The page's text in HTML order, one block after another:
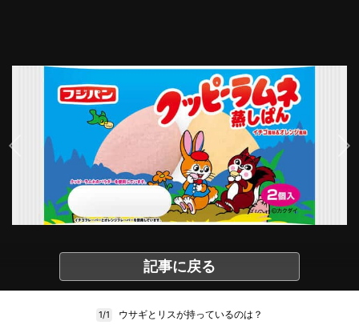
記事に戻る
1/1 ウサギとリスが持っているのは？